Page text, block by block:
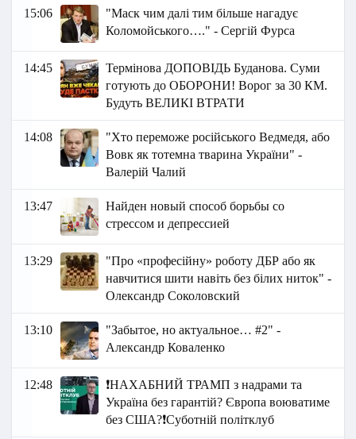
15:06
"Маск чим далі тим більше нагадує
Коломойського…." - Сергій Фурса
14:45
Термінова ДОПОВІДЬ Буданова. Суми
готують до ОБОРОНИ! Ворог за 30 КМ.
Будуть ВЕЛИКІ ВТРАТИ
14:08
"Хто переможе російського Ведмедя, або
Вовк як тотемна тварина України" -
Валерій Чалий
13:47
Найден новый способ борьбы со
стрессом и депрессией
13:29
"Про «професійну» роботу ДБР або як
навчитися шити навіть без білих ниток" -
Олександр Соколовский
13:10
"Забытое, но актуальное… #2" -
Александр Коваленко
12:48
❗️НАХАБНИЙ ТРАМП з надрами та
Україна без гарантій? Європа воюватиме
без США?❗️Суботній політклуб